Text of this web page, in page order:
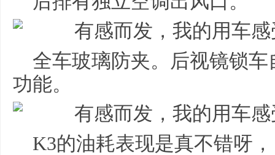
全车玻璃防夹。后视镜锁
功能。
K3的油耗表现是真不错呀